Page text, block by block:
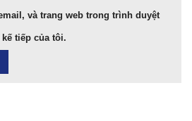
và trang web trong trình duyệt
tiếp của tôi.